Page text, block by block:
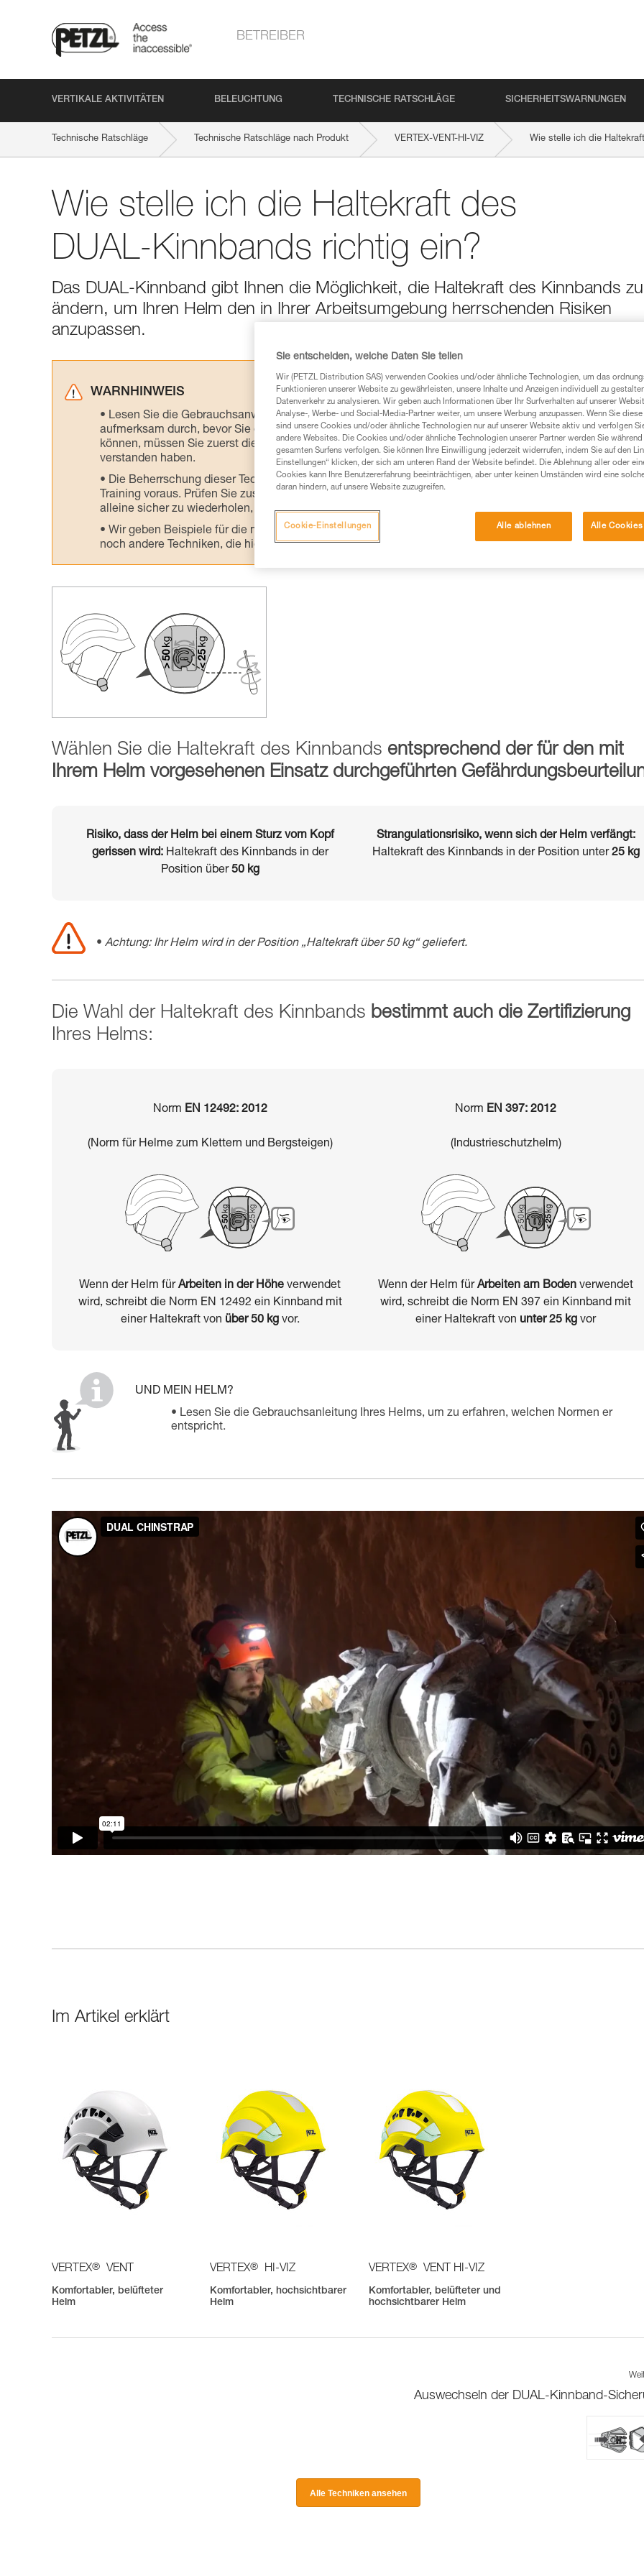
BETREIBER
VERTIKALE AKTIVITÄTEN BELEUCHTUNG TECHNISCHE RATSCHLÄGE SICHERHEITSWARNUNGEN
Technische Ratschläge Technische Ratschläge nach Produkt VERTEX-VENT-HI-VIZ Wie stelle ich die
Wie stelle ich die Haltekraft des
DUAL-Kinnbands richtig ein?
Das DUAL-Kinnband gibt Ihnen die Möglichkeit, die Haltekraft des Kinnbands zu
ändern, um Ihren Helm den in Ihrer Arbeitsumgebung herrschenden Risiken
anzupassen.
WARNHINWEIS
Lesen Sie die Gebrauchsanweisungen der Produkte, um die es in diesem Tech Tipp geht,
aufmerksam durch, bevor Sie diesen zu Rate ziehen. Um diese Zusatzinformationen verstehen zu
können, müssen Sie zuerst die in der Gebrauchsanweisung enthaltenen Informationen richtig
verstanden haben.
Die Beherrschung dieser Techniken setzt eine entsprechende Ausbildung und ein spezielles
Training voraus. Prüfen Sie zusammen mit einem Profi, ob Sie in der Lage sind, den Vorgang
alleine sicher zu wiederholen, bevor Sie ihn eigenständig durchführen.
Wir geben Beispiele für die mit Ihrer Aktivität verbundenen Techniken. Möglicherweise gibt es
noch andere Techniken, die hier nicht beschrieben werden.
Wählen Sie die Haltekraft des Kinnbands entsprechend der für den mit
Ihrem Helm vorgesehenen Einsatz durchgeführten
Risiko, dass der Helm bei einem Sturz vom Kopf
gerissen wird:Haltekraft des Kinnbands in der
Position über50 kg
Strangulationsrisiko, wenn sich der Helm verfängt:
Haltekraft des Kinnbands in der Position unter25 kg
Achtung: Ihr Helm wird in der Position „Haltekraft über 50 kg“ geliefert.
Die Wahl der Haltekraft des Kinnbands bestimmt auch die Zertifizierung
Ihres Helms:
Norm EN 12492: 2012
(Norm für Helme zum Klettern und Bergsteigen)
Wenn der Helm fürArbeiten in der Höhe verwendet
wird, schreibt die Norm EN 12492 ein Kinnband mit
einer Haltekraft von über 50 kgvor.
Norm EN 397: 2012
(Industrieschutzhelm)
Wenn der Helm fürArbeiten am Boden verwendet
wird, schreibt die Norm EN 397 ein Kinnband mit
einer Haltekraft von unter 25 kg vor
UND MEIN HELM?
Lesen Sie die Gebrauchsanleitung Ihres Helms, um zu erfahren, welchen Normen er
entspricht.
Im Artikel erklärt
VERTEX® VENT
Komfortabler, belüfteter
Helm
VERTEX® HI-VIZ
Komfortabler, hochsichtbarer
Helm
VERTEX® VENT HI-VIZ
Komfortabler, belüfteter und
hochsichtbarer Helm
Auswechseln der DUAL-Kinnband-
Alle Techniken ansehen
Sie entscheiden, welche Daten Sie teilen
Wir (PETZL Distribution SAS) verwenden Cookies und/oder ähnliche Technologien, um das
Funktionieren unserer Website zu gewährleisten, unsere Inhalte und Anzeigen individuell zu
Datenverkehr zu analysieren. Wir geben auch Informationen über Ihr Surfverhalten auf unserer
Analyse-, Werbe- und Social-Media-Partner weiter, um unsere Werbung anzupassen. Wenn Sie
sind unsere Cookies und/oder ähnliche Technologien nur auf unserer Website aktiv und verfolgen
andere Websites. Die Cookies und/oder ähnliche Technologien unserer Partner werden Sie während
gesamten Surfens verfolgen. Sie können Ihre Einwilligung jederzeit widerrufen, indem Sie auf den
Einstellungen“ klicken, der sich am unteren Rand der Website befindet. Die Ablehnung aller oder
Cookies kann Ihre Benutzererfahrung beeinträchtigen, aber unter keinen Umständen wird eine
daran hindern, auf unsere Website zuzugreifen.
Alle ablehnen Alle
Cookie-Einstellungen